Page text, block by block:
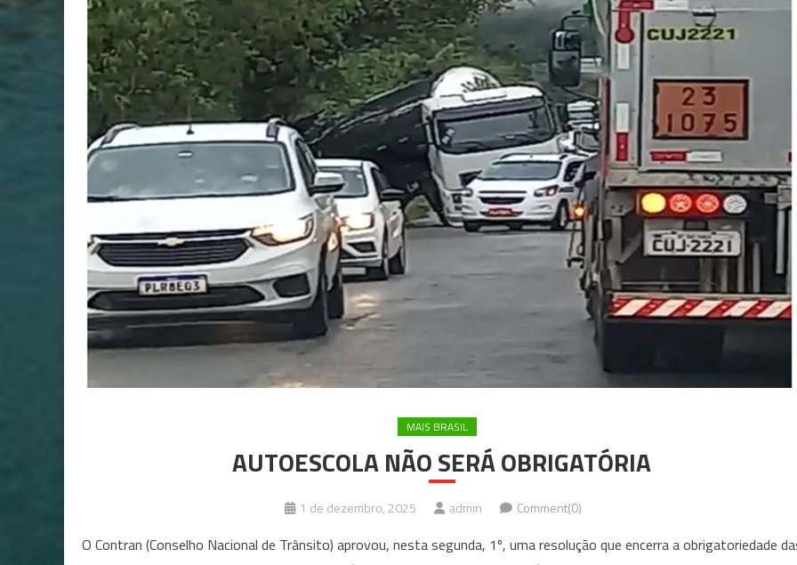
MAIS BRASIL
AUTOESCOLA NÃO SERÁ OBRIGATÓRIA
1 de dezembro, 2025 admin Comment(0)
O Contran (Conselho Nacional de Trânsito) aprovou, nesta segunda, 1º, uma resolução que encerra a obrigatoriedade